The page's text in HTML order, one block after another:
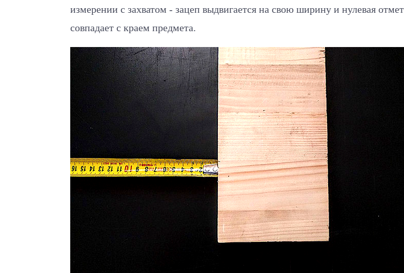
измерении с захватом - зацеп выдвигается на свою ширину и нулевая
совпадает с краем предмета.